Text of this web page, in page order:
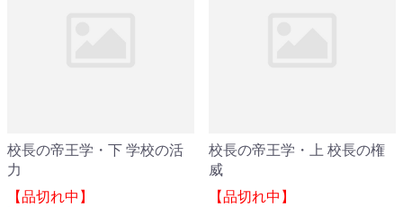
校長の帝王学・下 学校の活
力
【品切れ中】
校長の帝王学・上 校長の権
威
【品切れ中】